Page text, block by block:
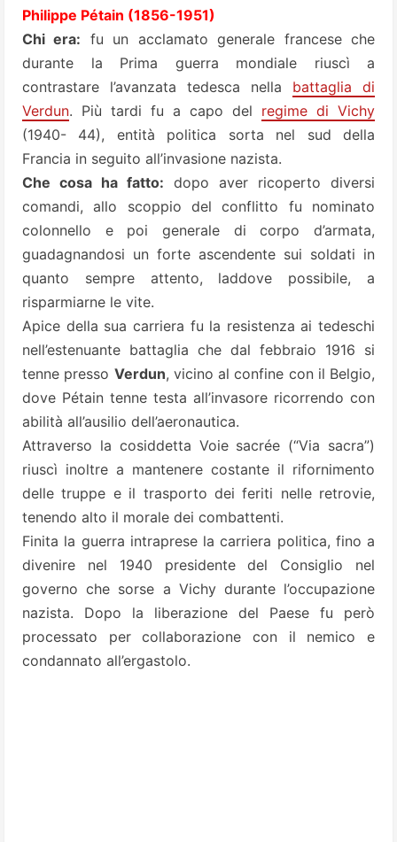
Philippe Pétain (1856-1951)
Chi era: fu un acclamato generale francese che
durante la Prima guerra mondiale riuscì a
contrastare l’avanzata tedesca nella battaglia di
Verdun. Più tardi fu a capo del regime di Vichy
(1940- 44), entità politica sorta nel sud della
Francia in seguito all’invasione nazista.
Che cosa ha fatto: dopo aver ricoperto diversi
comandi, allo scoppio del conflitto fu nominato
colonnello e poi generale di corpo d’armata,
guadagnandosi un forte ascendente sui soldati in
quanto sempre attento, laddove possibile, a
risparmiarne le vite.
Apice della sua carriera fu la resistenza ai tedeschi
nell’estenuante battaglia che dal febbraio 1916 si
tenne presso Verdun, vicino al confine con il Belgio,
dove Pétain tenne testa all’invasore ricorrendo con
abilità all’ausilio dell’aeronautica.
Attraverso la cosiddetta Voie sacrée (“Via sacra”)
riuscì inoltre a mantenere costante il rifornimento
delle truppe e il trasporto dei feriti nelle retrovie,
tenendo alto il morale dei combattenti.
Finita la guerra intraprese la carriera politica, fino a
divenire nel 1940 presidente del Consiglio nel
governo che sorse a Vichy durante l’occupazione
nazista. Dopo la liberazione del Paese fu però
processato per collaborazione con il nemico e
condannato all’ergastolo.